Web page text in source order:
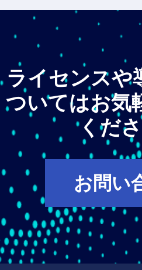
ライセンスや
ついてはお気
くだ
お問い